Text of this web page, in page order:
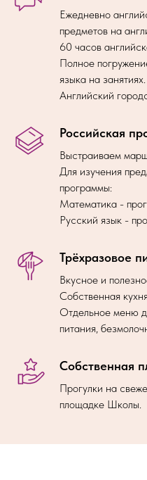
Ежедневно
предметов на
60 часов
Полное
языка на занятиях.
Английский
Российская
Выстраиваем
Для изучения
программы:
Математика -
Русский язык -
Трёхразовое
Вкусное и
Собственная кухня.
Отдельное меню
питания,
Собственная
Прогулки на
площадке Школы.